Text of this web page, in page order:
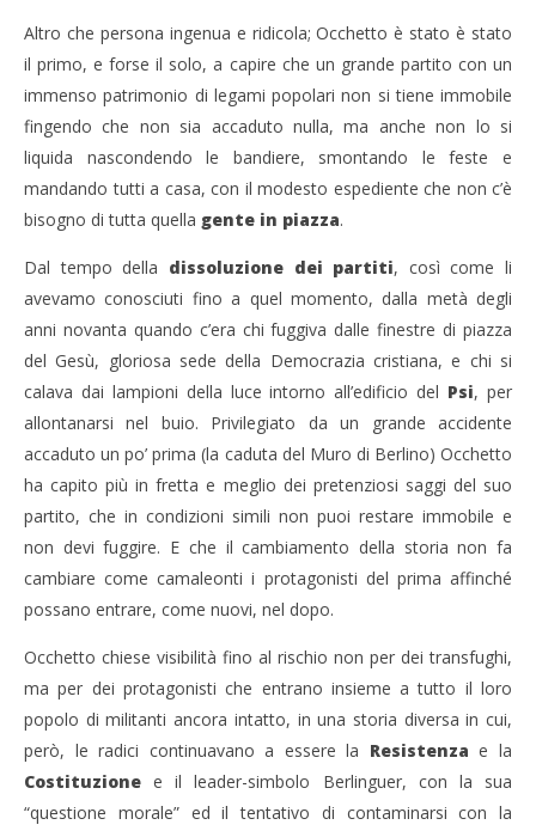
Altro che persona ingenua e ridicola; Occhetto è stato è stato
il primo, e forse il solo, a capire che un grande partito con un
immenso patrimonio di legami popolari non si tiene immobile
fingendo che non sia accaduto nulla, ma anche non lo si
liquida nascondendo le bandiere, smontando le feste e
mandando tutti a casa, con il modesto espediente che non c’è
bisogno di tutta quella gente in piazza.
Dal tempo della dissoluzione dei partiti, così come li
avevamo conosciuti fino a quel momento, dalla metà degli
anni novanta quando c’era chi fuggiva dalle finestre di piazza
del Gesù, gloriosa sede della Democrazia cristiana, e chi si
calava dai lampioni della luce intorno all’edificio del Psi, per
allontanarsi nel buio. Privilegiato da un grande accidente
accaduto un po’ prima (la caduta del Muro di Berlino) Occhetto
ha capito più in fretta e meglio dei pretenziosi saggi del suo
partito, che in condizioni simili non puoi restare immobile e
non devi fuggire. E che il cambiamento della storia non fa
cambiare come camaleonti i protagonisti del prima affinché
possano entrare, come nuovi, nel dopo.
Occhetto chiese visibilità fino al rischio non per dei transfughi,
ma per dei protagonisti che entrano insieme a tutto il loro
popolo di militanti ancora intatto, in una storia diversa in cui,
però, le radici continuavano a essere la Resistenza e la
Costituzione e il leader-simbolo Berlinguer, con la sua
“questione morale” ed il tentativo di contaminarsi con la